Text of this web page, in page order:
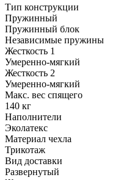
Тип конструкции
Пружинный
Пружинный блок
Независимые пружины
Жесткость 1
Умеренно-мягкий
Жесткость 2
Умеренно-мягкий
Макс. вес спящего
140 кг
Наполнители
Эколатекс
Материал чехла
Трикотаж
Вид доставки
Развернутый